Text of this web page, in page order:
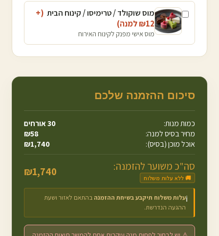
מוס שוקולד / טרימיסו / קינוח הבית (+
₪12 למנה)
מוס אישי מפנק לקינוח האירוח
סיכום ההזמנה שלכם
כמות מנות: 30אורחים
מחיר בסיס למנה:
₪58
אוכל מוכן (בסיס):
₪1,740
סה"כ משוער להזמנה:
🚚 ללא עלות משלוח ₪1,740
ℹ️עלות משלוח תיקבע בשיחת ההזמנה בהתאם לאזור ושעת
ההגעה הנדרשת.